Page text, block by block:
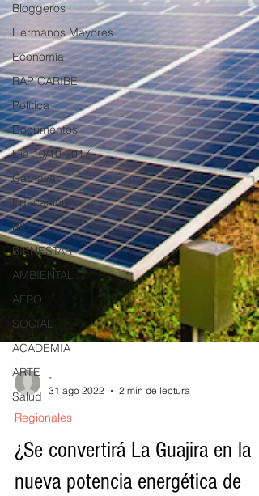
Bloggeros
Hermanos Mayores
Economía
RAP CARIBE
Política
Documentos
Día 10/10 2017
Carnaval
Educación
BID
BIENESTAR
AMBIENTAL
AFRO
SOCIAL
ACADEMIA
ARTE
Salud
31 ago 2022
Regionales
¿Se convertirá La Guajira en la